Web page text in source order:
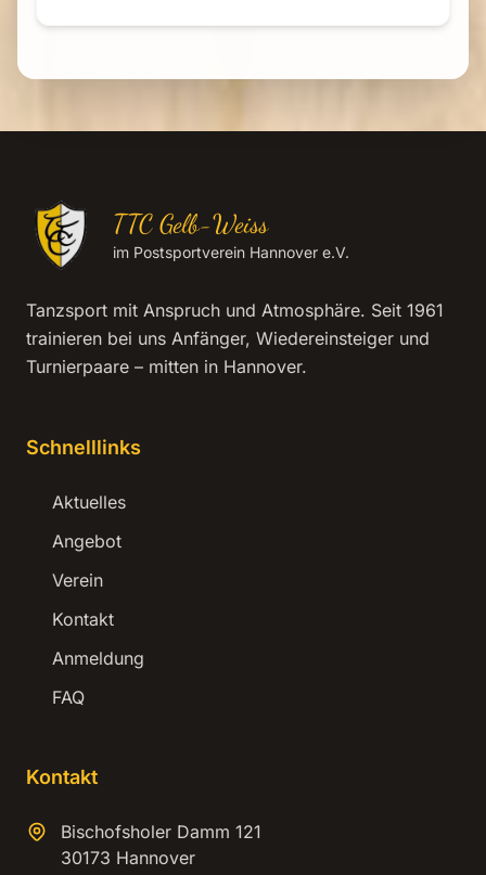
TTC Gelb-Weiss
im Postsportverein Hannover e.V.
Tanzsport mit Anspruch und Atmosphäre. Seit 1961
trainieren bei uns Anfänger, Wiedereinsteiger und
Turnierpaare – mitten in Hannover.
Schnelllinks
Aktuelles
Angebot
Verein
Kontakt
Anmeldung
FAQ
Kontakt
Bischofsholer Damm 121
30173 Hannover